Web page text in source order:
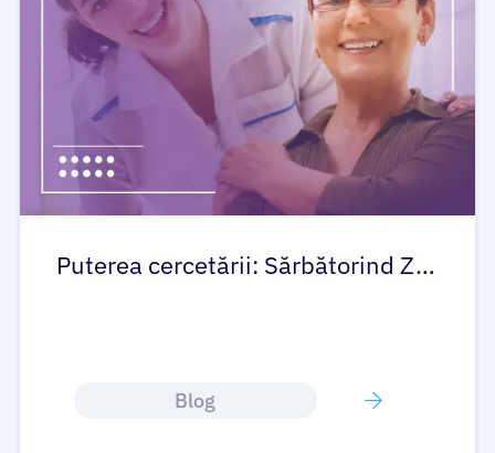
Pacienți
Medici
Soluții
Puterea cercetării: Sărbătorind Z…
Blog